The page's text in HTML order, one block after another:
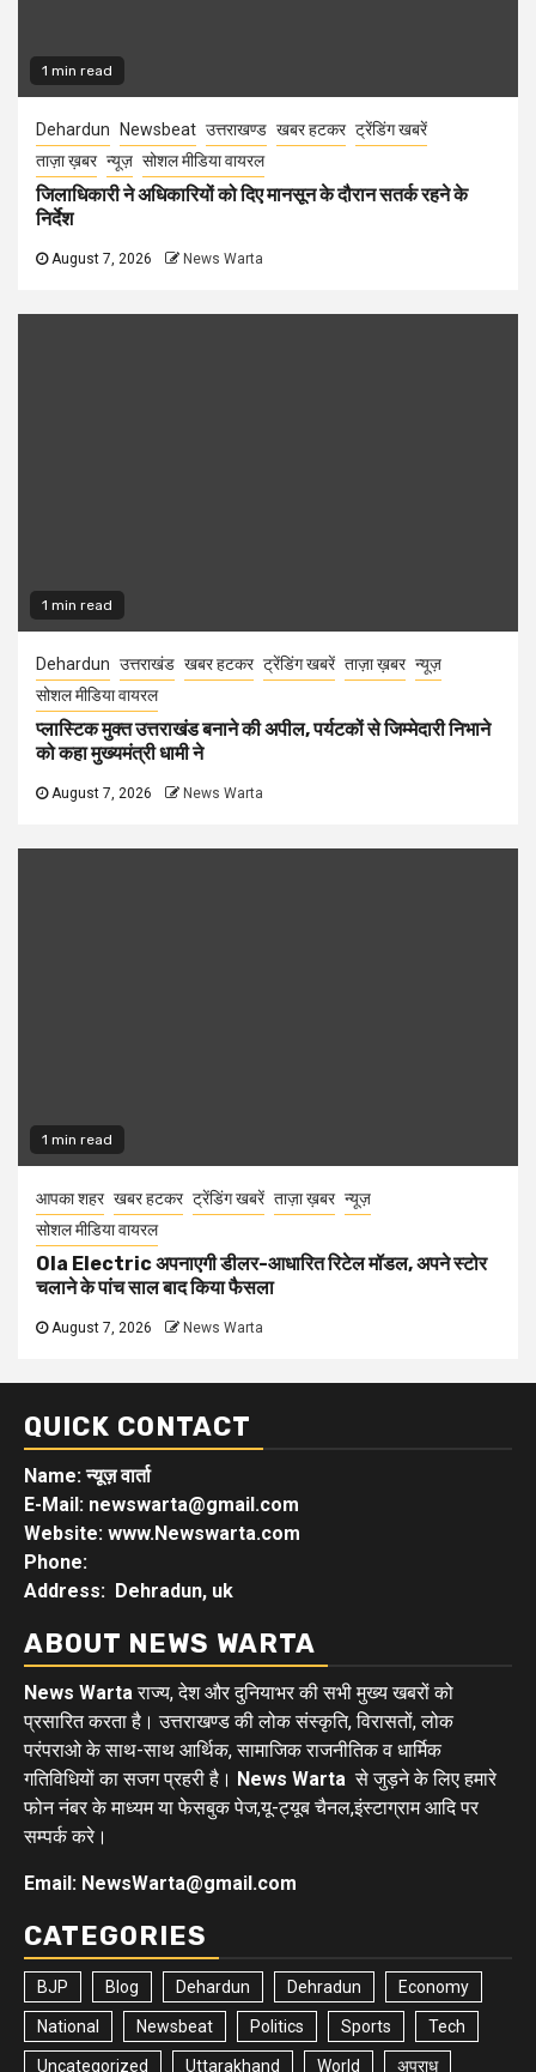
1 min read
Dehardun Newsbeat उत्तराखण्ड खबर हटकर ट्रेंडिंग खबरें
ताज़ा ख़बर न्यूज़ सोशल मीडिया वायरल
जिलाधिकारी ने अधिकारियों को दिए मानसून के दौरान सतर्क रहने के
निर्देश
August 7, 2026 News Warta
1 min read
Dehardun उत्तराखंड खबर हटकर ट्रेंडिंग खबरें ताज़ा ख़बर न्यूज़
सोशल मीडिया वायरल
प्लास्टिक मुक्त उत्तराखंड बनाने की अपील, पर्यटकों से जिम्मेदारी निभाने
को कहा मुख्यमंत्री धामी ने
August 7, 2026 News Warta
1 min read
आपका शहर खबर हटकर ट्रेंडिंग खबरें ताज़ा ख़बर न्यूज़
सोशल मीडिया वायरल
Ola Electric अपनाएगी डीलर-आधारित रिटेल मॉडल, अपने स्टोर
चलाने के पांच साल बाद किया फैसला
August 7, 2026 News Warta
QUICK CONTACT
Name: न्यूज़ वार्ता
E-Mail: newswarta@gmail.com
Website: www.Newswarta.com
Phone:
Address: Dehradun, uk
ABOUT NEWS WARTA
News Wartaराज्य, देश और दुनियाभर की सभी मुख्य खबरों को
प्रसारित करता है। उत्तराखण्ड की लोक संस्कृति, विरासतों, लोक
परंपराओ के साथ-साथ आर्थिक, सामाजिक राजनीतिक व धार्मिक
गतिविधियों का सजग प्रहरी है। News Warta से जुड़ने के लिए हमारे
फोन नंबर के माध्यम या फेसबुक पेज,यू-ट्यूब चैनल,इंस्टाग्राम आदि पर
सम्पर्क करे।
Email: NewsWarta@gmail.com
CATEGORIES
BJP Blog Dehardun Dehradun Economy
National Newsbeat Politics Sports Tech
Uncategorized Uttarakhand World अपराध